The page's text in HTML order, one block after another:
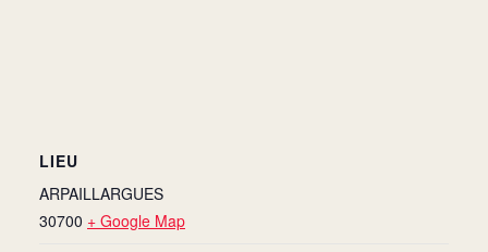
LIEU
ARPAILLARGUES
30700 + Google Map